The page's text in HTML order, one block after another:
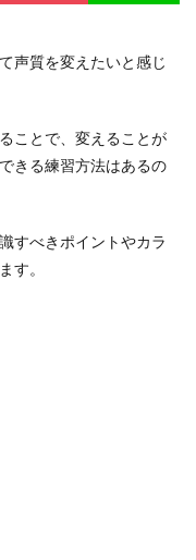
声質を変えたいと感じ
ことで、変えることが
きる練習方法はあるの
すべきポイントやカラ
す。